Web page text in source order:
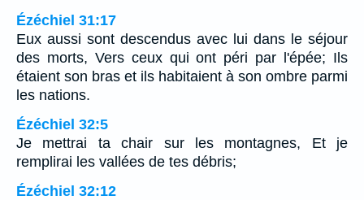
Ézéchiel 31:17
Eux aussi sont descendus avec lui dans le séjour
des morts, Vers ceux qui ont péri par l'épée; Ils
étaient son bras et ils habitaient à son ombre parmi
les nations.
Ézéchiel 32:5
Je mettrai ta chair sur les montagnes, Et je
remplirai les vallées de tes débris;
Ézéchiel 32:12